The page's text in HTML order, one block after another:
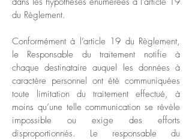
du Règlement.
Conformément à l’article 19 du Règlement,
le Responsable du traitement notifie à
chaque destinataire auquel les données à
caractère personnel ont été communiquées
toute limitation du traitement effectué, à
moins qu’une telle communication se révèle
impossible ou exige des efforts
disproportionnés. Le responsable du